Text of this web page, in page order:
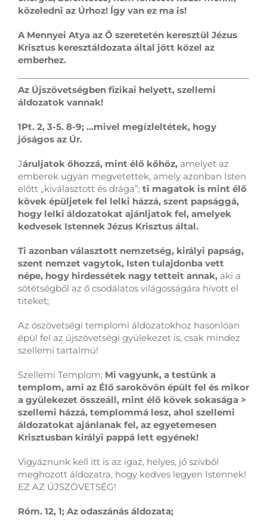
közeledni az Úrhoz! Így van ez ma is!
A Mennyei Atya az Ő szeretetén keresztül Jézus
Krisztus keresztáldozata által jött közel az
emberhez.
Az Újszövetségben fizikai helyett, szellemi
áldozatok vannak!
1Pt. 2, 3-5. 8-9; …mivel megízleltétek, hogy
jóságos az Úr.
Járuljatok őhozzá, mint élő kőhöz, amelyet az
emberek ugyan megvetettek, amely azonban Isten
előtt „kiválasztott és drága”; ti magatok is mint élő
kövek épüljetek fel lelki házzá, szent papsággá,
hogy lelki áldozatokat ajánljatok fel, amelyek
kedvesek Istennek Jézus Krisztus által.
Ti azonban választott nemzetség, királyi papság,
szent nemzet vagytok, Isten tulajdonba vett
népe, hogy hirdessétek nagy tetteit annak, aki a
sötétségből az ő csodálatos világosságára hívott el
titeket;
Az ószövetségi templomi áldozatokhoz hasonlóan
épül fel az újszövetségi gyülekezet is, csak mindez
szellemi tartalmú!
Szellemi Templom; Mi vagyunk, a testünk a
templom, ami az Élő sarokövön épült fel és mikor
a gyülekezet összeáll, mint élő kövek sokasága >
szellemi házzá, templommá lesz, ahol szellemi
áldozatokat ajánlanak fel, az egyetemesen
Krisztusban királyi pappá lett egyének!
Vigyáznunk kell itt is az igaz, helyes, jó szívből
meghozott áldozatra, hogy kedves legyen Istennek!
EZ AZ ÚJSZÖVETSÉG!
Róm. 12, 1; Az odaszánás áldozata;